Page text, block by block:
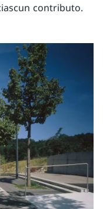
contributo.